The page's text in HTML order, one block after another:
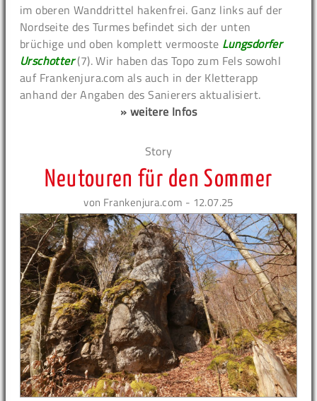
im oberen Wanddrittel hakenfrei. Ganz links auf der
Nordseite des Turmes befindet sich der unten
brüchige und oben komplett vermooste Lungsdorfer
Urschotter(7). Wir haben das Topo zum Fels sowohl
auf Frankenjura.com als auch in der Kletterapp
anhand der Angaben des Sanierers aktualisiert.
» weitere Infos
Story
Neutouren für den Sommer
von Frankenjura.com - 12.07.25